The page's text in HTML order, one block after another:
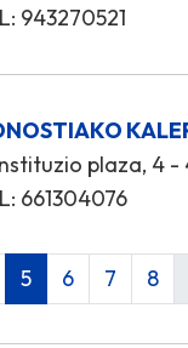
943270521
plaza, 4 -
661304076
5 6 7 8